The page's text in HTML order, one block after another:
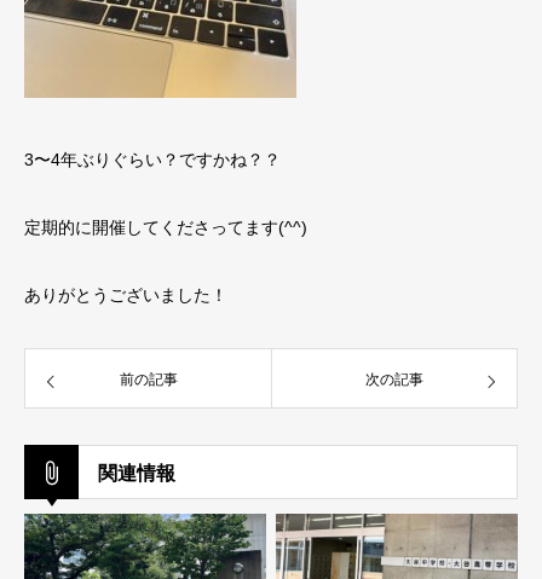
3〜4年ぶりぐらい？ですかね？？
定期的に開催してくださってます(^^)
ありがとうございました！
前の記事 次の記事
関連情報